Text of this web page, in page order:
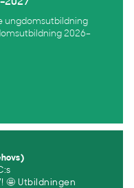
ungdomsutbildning
2026–
🤩 Utbildningen